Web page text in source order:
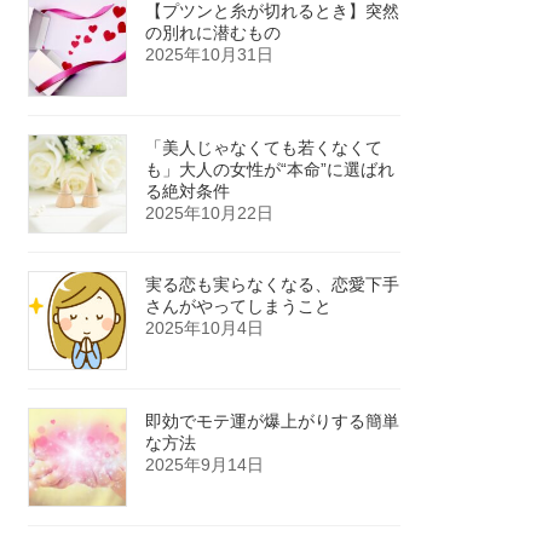
【プツンと糸が切れるとき】突然
の別れに潜むもの
2025年10月31日
「美人じゃなくても若くなくて
も」大人の女性が“本命”に選ばれ
る絶対条件
2025年10月22日
実る恋も実らなくなる、恋愛下手
さんがやってしまうこと
2025年10月4日
即効でモテ運が爆上がりする簡単
な方法
2025年9月14日